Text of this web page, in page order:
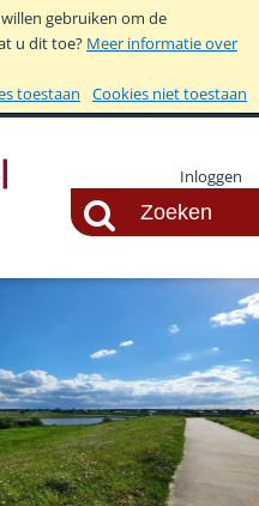
gebruiken om de
u dit toe? Meer informatie over
toestaan
Cookies niet toestaan
Inloggen